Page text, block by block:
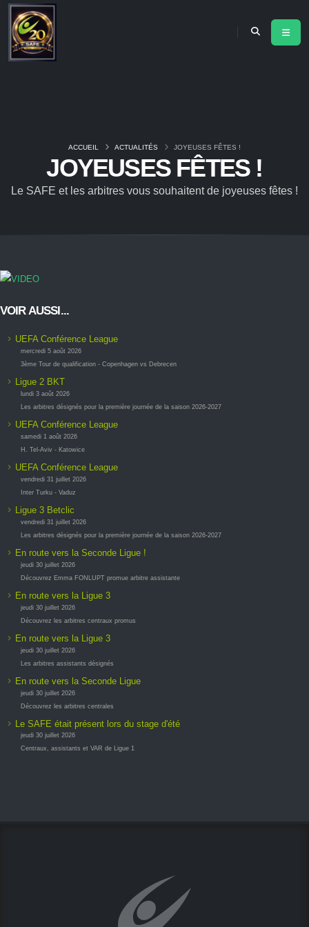
JOYEUSES FÊTES !
Le SAFE et les arbitres vous souhaitent de joyeuses fêtes !
ACCUEIL ACTUALITÉS JOYEUSES FÊTES !
VOIR AUSSI...
UEFA Conférence League
mercredi 5 août 2026
3ème Tour de qualification - Copenhagen vs Debrecen
Ligue 2 BKT
lundi 3 août 2026
Les arbitres désignés pour la première journée de la saison 2026-2027
UEFA Conférence League
samedi 1 août 2026
H. Tel-Aviv - Katowice
UEFA Conférence League
vendredi 31 juillet 2026
Inter Turku - Vaduz
Ligue 3 Betclic
vendredi 31 juillet 2026
Les arbitres désignés pour la première journée de la saison 2026-2027
En route vers la Seconde Ligue !
jeudi 30 juillet 2026
Découvrez Emma FONLUPT promue arbitre assistante
En route vers la Ligue 3
jeudi 30 juillet 2026
Découvrez les arbitres centraux promus
En route vers la Ligue 3
jeudi 30 juillet 2026
Les arbitres assistants désignés
En route vers la Seconde Ligue
jeudi 30 juillet 2026
Découvrez les arbitres centrales
Le SAFE était présent lors du stage d'été
jeudi 30 juillet 2026
Centraux, assistants et VAR de Ligue 1